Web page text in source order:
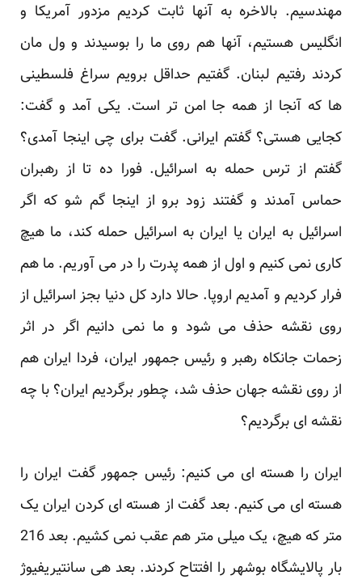
مهندسیم. بالاخره به آنها ثابت کردیم مزدور آمریکا و
انگلیس هستیم، آنها هم روی ما را بوسیدند و ول مان
کردند رفتیم لبنان. گفتیم حداقل برویم سراغ فلسطینی
ها که آنجا از همه جا امن تر است. یکی آمد و گفت:
کجایی هستی؟ گفتم ایرانی. گفت برای چی اینجا آمدی؟
گفتم از ترس حمله به اسرائیل. فورا ده تا از رهبران
حماس آمدند و گفتند زود برو از اینجا گم شو که اگر
اسرائیل به ایران یا ایران به اسرائیل حمله کند، ما هیچ
کاری نمی کنیم و اول از همه پدرت را در می آوریم. ما هم
فرار کردیم و آمدیم اروپا. حالا دارد کل دنیا بجز اسرائیل از
روی نقشه حذف می شود و ما نمی دانیم اگر در اثر
زحمات جانکاه رهبر و رئیس جمهور ایران، فردا ایران هم
از روی نقشه جهان حذف شد، چطور برگردیم ایران؟ با چه
نقشه ای برگردیم؟
ایران را هسته ای می کنیم: رئیس جمهور گفت ایران را
هسته ای می کنیم. بعد گفت از هسته ای کردن ایران یک
متر که هیچ، یک میلی متر هم عقب نمی کشیم. بعد 216
بار پالایشگاه بوشهر را افتتاح کردند. بعد هی سانتیریفیوژ